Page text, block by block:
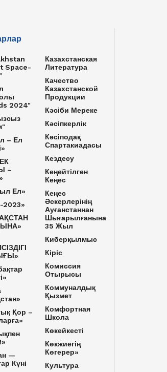
Space-
2024"
– Ел
–
Ел»
Қор –
—
Күні
Казахстанская
Литература
Качество
Казахстанской
Продукции
Кәсіби Мереке
Кәсіпкерлік
Кәсіподақ
Спартакиадасы
Кездесу
Кеңейтілген
Кеңес
Кеңес
Әскерлерінің
Ауғанстаннан
Шығарылғанына
35 Жыл
Киберқылмыс
Кіріс
Комиссия
Отырысы
Коммуналдық
Қызмет
Комфортная
Школа
Көкейкесті
Көкжиегің
Көгерер»
Культура